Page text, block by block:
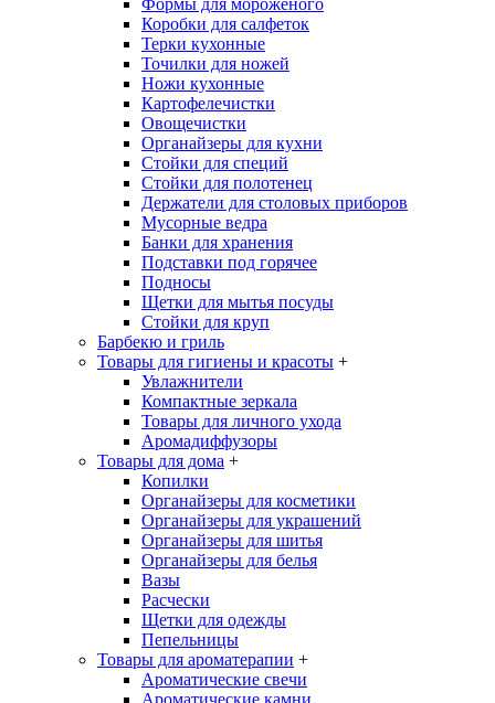
Формы для мороженого
Коробки для салфеток
Терки кухонные
Точилки для ножей
Ножи кухонные
Картофелечистки
Овощечистки
Органайзеры для кухни
Стойки для специй
Стойки для полотенец
Держатели для столовых приборов
Мусорные ведра
Банки для хранения
Подставки под горячее
Подносы
Щетки для мытья посуды
Стойки для круп
Барбекю и гриль
Товары для гигиены и красоты +
Увлажнители
Компактные зеркала
Товары для личного ухода
Аромадиффузоры
Товары для дома +
Копилки
Органайзеры для косметики
Органайзеры для украшений
Органайзеры для шитья
Органайзеры для белья
Вазы
Расчески
Щетки для одежды
Пепельницы
Товары для ароматерапии +
Ароматические свечи
Ароматические камни